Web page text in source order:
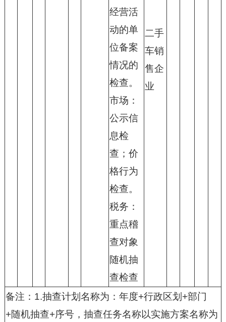
经营活
动的单
位备案
情况的
检查。
市场：
公示信
息检
查；价
格行为
检查。
税务：
重点稽
查对象
随机抽
查检查
二手
车销
售企
业
备注：1.抽查计划名称为：年度+行政区划+部门
+随机抽查+序号，抽查任务名称以实施方案名称为